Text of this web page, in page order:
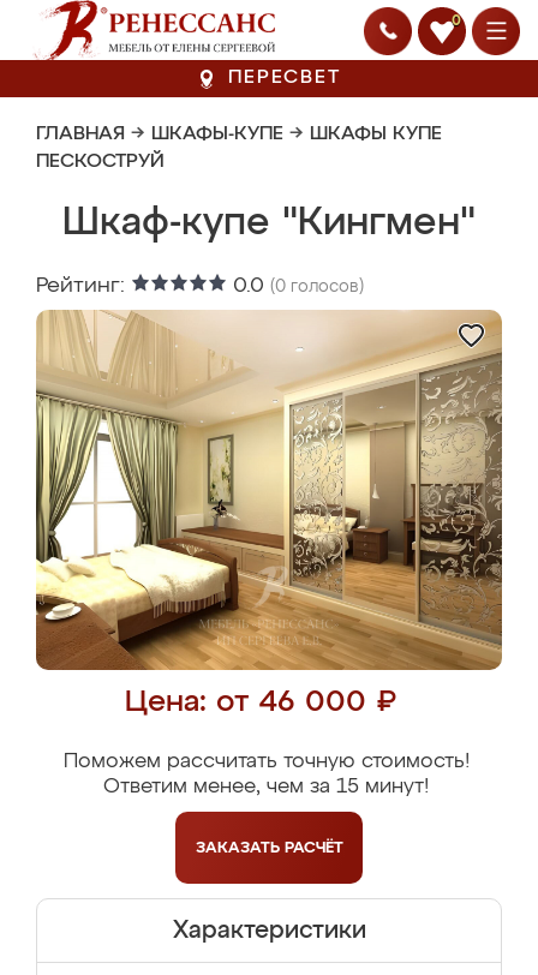
0
ПЕРЕСВЕТ
ГЛАВНАЯ → ШКАФЫ-КУПЕ → ШКАФЫ КУПЕ
ПЕСКОСТРУЙ
Шкаф-купе "Кингмен"
Рейтинг: 0.0 (0 голосов)
Цена: от 46 000 ₽
Поможем рассчитать точную стоимость!
Ответим менее, чем за 15 минут!
ЗАКАЗАТЬ РАСЧЁТ
Характеристики